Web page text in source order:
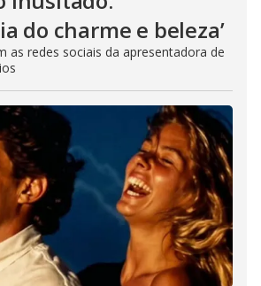
do charme e beleza’
as redes sociais da apresentadora de